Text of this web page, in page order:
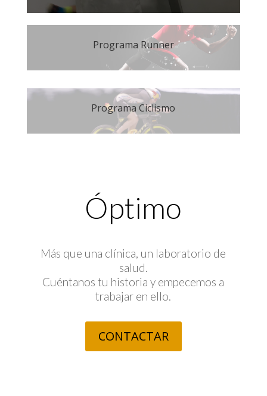
Programa Runner
Programa Ciclismo
Óptimo
Más que una clínica, un laboratorio de
salud.
Cuéntanos tu historia y empecemos a
trabajar en ello.
CONTACTAR